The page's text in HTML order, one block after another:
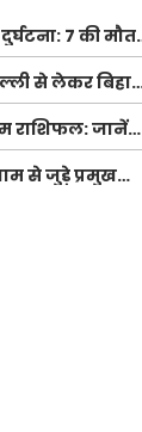
7 की मौत,
से लेकर बिहार
राशिफल: जानें
से जुड़े प्रमुख